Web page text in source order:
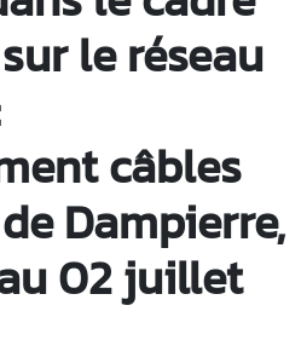
le réseau
câbles
Dampierre,
02 juillet